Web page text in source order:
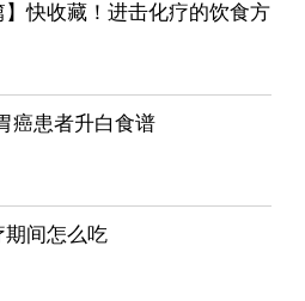
】快收藏！进击化疗的饮食方
癌患者升白食谱
期间怎么吃